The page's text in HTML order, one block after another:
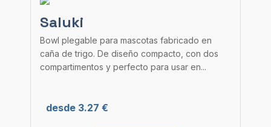
Saluki
Bowl plegable para mascotas fabricado en
caña de trigo. De diseño compacto, con dos
compartimentos y perfecto para usar en...
desde 3.27 €